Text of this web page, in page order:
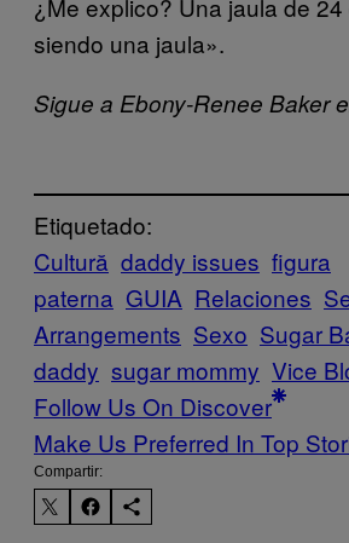
siendo una jaula».
Sigue a Ebony-Renee Baker
Etiquetado:
Cultură daddy issues figura
paterna GUIA Relaciones
Arrangements Sexo Sugar
daddy sugar mommy Vice
Follow Us On Discover
Make Us Preferred In Top
Compartir: